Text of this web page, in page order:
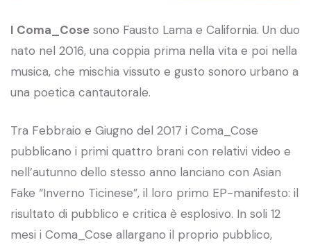
I Coma_Cose sono Fausto Lama e California. Un duo
nato nel 2016, una coppia prima nella vita e poi nella
musica, che mischia vissuto e gusto sonoro urbano a
una poetica cantautorale.
Tra Febbraio e Giugno del 2017 i Coma_Cose
pubblicano i primi quattro brani con relativi video e
nell’autunno dello stesso anno lanciano con Asian
Fake “Inverno Ticinese”, il loro primo EP-manifesto: il
risultato di pubblico e critica è esplosivo. In soli 12
mesi i Coma_Cose allargano il proprio pubblico,